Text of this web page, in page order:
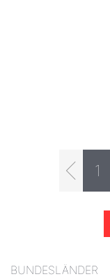
1
BUNDESLÄNDER